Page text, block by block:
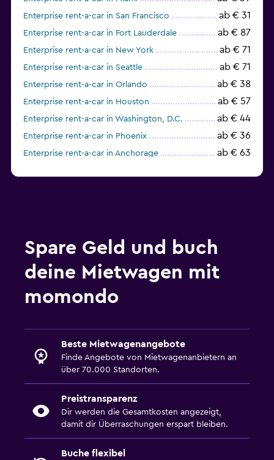
Enterprise rent-a-car in San Francisco ab € 31
Enterprise rent-a-car in Fort Lauderdale ab € 87
Enterprise rent-a-car in New York ab € 71
Enterprise rent-a-car in Seattle ab € 71
Enterprise rent-a-car in Orlando ab € 38
Enterprise rent-a-car in Houston ab € 57
Enterprise rent-a-car in Washington, D.C. ab € 44
Enterprise rent-a-car in Phoenix ab € 36
Enterprise rent-a-car in Anchorage ab € 63
Spare Geld und buch
deine Mietwagen mit
momondo
Beste Mietwagenangebote
Finde Angebote von Mietwagenanbietern an
über 70.000 Standorten.
Preistransparenz
Dir werden die Gesamtkosten angezeigt,
damit dir Überraschungen erspart bleiben.
Buche flexibel